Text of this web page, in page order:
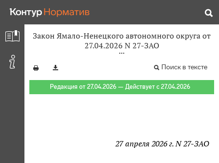
Закон Ямало-Ненецкого автономного округа от
27.04.2026 N 27-ЗАО
Поиск в тексте
Редакция от 27.04.2026 — Действует с 27.04.2026
27 апреля 2026 г. N 27-ЗАО